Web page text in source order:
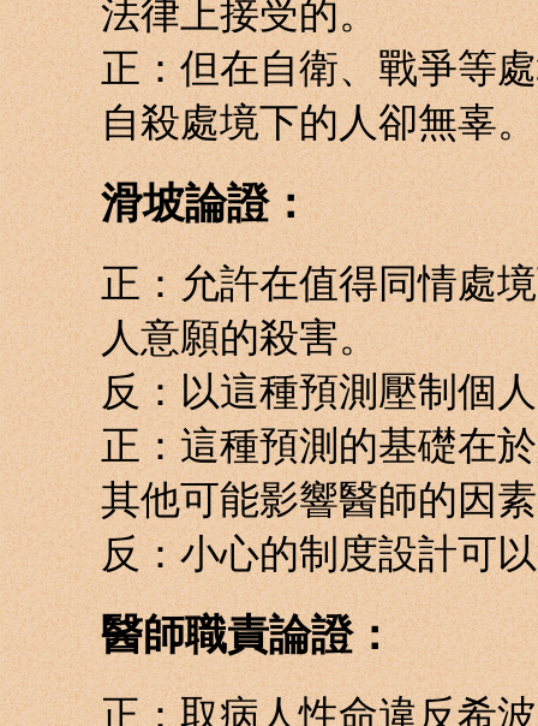
法律上接受的。
正：但在自衛、戰爭等
自殺處境下的人卻無辜。
滑坡論證：
正：允許在值得同情處
人意願的殺害。
反：以這種預測壓制個
正：這種預測的基礎在
其他可能影響醫師的因
反：小心的制度設計可
醫師職責論證：
正：取病人性命違反希